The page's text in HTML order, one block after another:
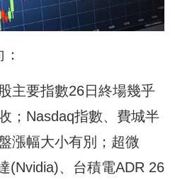
主要指數26日終場幾乎
；Nasdaq指數、費城半
漲幅大小有別；超微
(Nvidia)、台積電ADR 26